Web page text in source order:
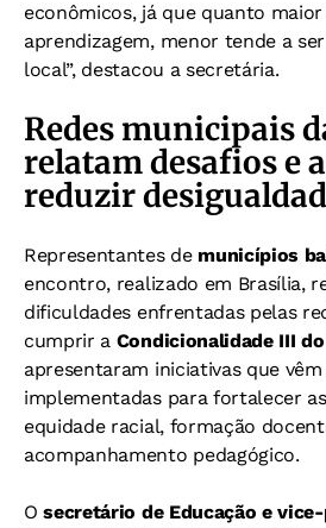
econômicos, já que quanto
aprendizagem, menor tende a
local”, destacou a secretária.
Redes municipais
relatam desafios e
reduzir
Representantes de municípios
encontro, realizado em Brasília,
dificuldades enfrentadas pelas
cumprir a Condicionalidade III do
apresentaram iniciativas que vêm
implementadas para fortalecer
equidade racial, formação
acompanhamento pedagógico.
Osecretário de Educação e